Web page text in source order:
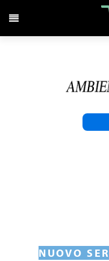
Attiva / disattiva la
NUOVO